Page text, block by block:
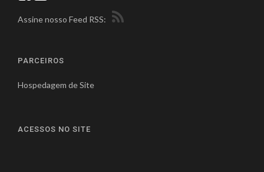
Assine nosso Feed RSS:
PARCEIROS
Hospedagem de Site
ACESSOS NO SITE